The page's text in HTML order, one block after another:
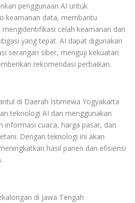
penggunaan AI untuk
keamanan data, membantu
celah keamanan dan
yang tepat. AI dapat digunakan
serangan siber, menguji kekuatan
rekomendasi perbaikan.
di Daerah Istimewa Yogyakarta
teknologi AI dan menggunakan
informasi cuaca, harga pasar, dan
Dengan teknologi ini akan
hasil panen dan efisiensi
di Jawa Tengah